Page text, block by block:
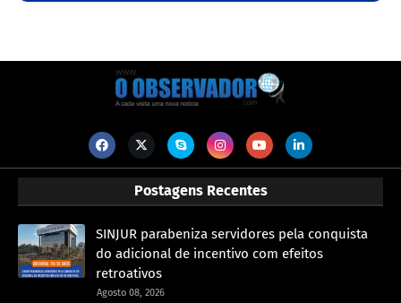
Postagens Recentes
SINJUR parabeniza servidores pela conquista
do adicional de incentivo com efeitos
retroativos
Agosto 08, 2026